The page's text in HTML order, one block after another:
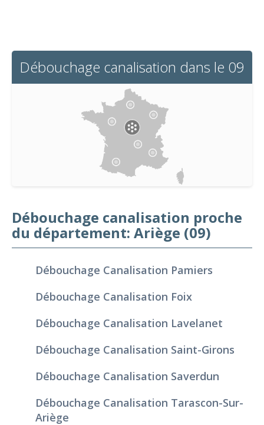
Débouchage canalisation dans le 09
Débouchage canalisation proche
du département: Ariège (09)
Débouchage Canalisation Pamiers
Débouchage Canalisation Foix
Débouchage Canalisation Lavelanet
Débouchage Canalisation Saint-Girons
Débouchage Canalisation Saverdun
Débouchage Canalisation Tarascon-Sur-
Ariège